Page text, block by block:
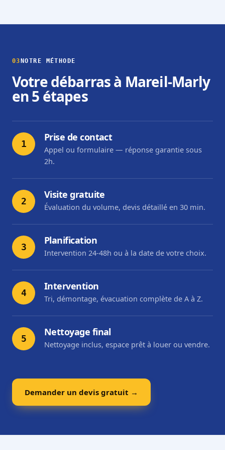
03 NOTRE MÉTHODE
Votre débarras à Mareil-Marly
en 5 étapes
1
Prise de contact
Appel ou formulaire — réponse garantie sous
2h.
2
Visite gratuite
Évaluation du volume, devis détaillé en 30 min.
3
Planification
Intervention 24-48h ou à la date de votre choix.
4
Intervention
Tri, démontage, évacuation complète de A à Z.
5
Nettoyage final
Nettoyage inclus, espace prêt à louer ou vendre.
Demander un devis gratuit →